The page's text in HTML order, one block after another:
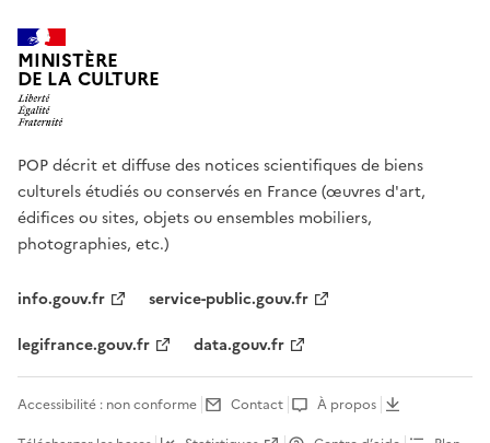
MINISTÈRE
DE LA CULTURE
POP décrit et diffuse des notices scientifiques de biens
culturels étudiés ou conservés en France (œuvres d'art,
édifices ou sites, objets ou ensembles mobiliers,
photographies, etc.)
info.gouv.fr
service-public.gouv.fr
legifrance.gouv.fr
data.gouv.fr
Accessibilité : non conforme Contact
À propos